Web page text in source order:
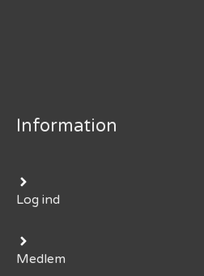
Information
Log ind
Medlem